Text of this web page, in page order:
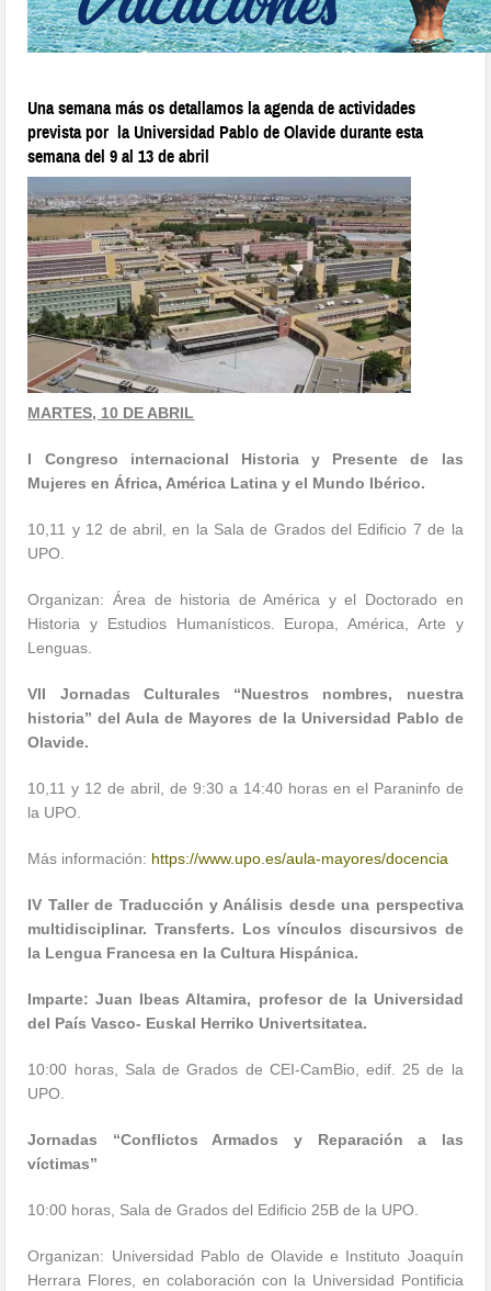
Una semana más os detallamos la agenda de actividades
prevista por la Universidad Pablo de Olavide durante esta
semana del 9 al 13 de abril
MARTES, 10 DE ABRIL
I Congreso internacional Historia y Presente de las
Mujeres en África, América Latina y el Mundo Ibérico.
10,11 y 12 de abril, en la Sala de Grados del Edificio 7 de la
UPO.
Organizan: Área de historia de América y el Doctorado en
Historia y Estudios Humanísticos. Europa, América, Arte y
Lenguas.
VII Jornadas Culturales “Nuestros nombres, nuestra
historia” del Aula de Mayores de la Universidad Pablo de
Olavide.
10,11 y 12 de abril, de 9:30 a 14:40 horas en el Paraninfo de
la UPO.
Más información: https://www.upo.es/aula-mayores/docencia
IV Taller de Traducción y Análisis desde una perspectiva
multidisciplinar. Transferts. Los vínculos discursivos de
la Lengua Francesa en la Cultura Hispánica.
Imparte: Juan Ibeas Altamira, profesor de la Universidad
del País Vasco- Euskal Herriko Univertsitatea.
10:00 horas, Sala de Grados de CEI-CamBio, edif. 25 de la
UPO.
Jornadas “Conflictos Armados y Reparación a las
víctimas”
10:00 horas, Sala de Grados del Edificio 25B de la UPO.
Organizan: Universidad Pablo de Olavide e Instituto Joaquín
Herrara Flores, en colaboración con la Universidad Pontificia